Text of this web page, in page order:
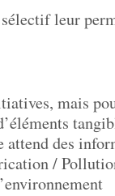
leur
mais
attend des
/